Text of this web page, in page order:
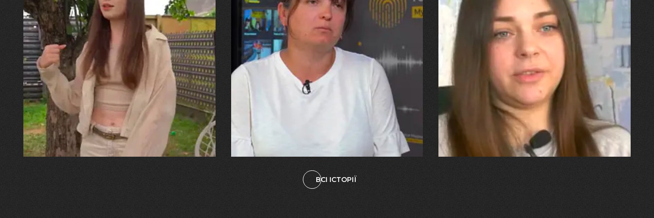
30.07.2026
Калина, Дарина та Віра Папроцькі
"Хвиля була, як від моря,
прозора і велика… Я ледве
встигла схопити племінницю"
29.07.2026
Марина, Ваїд та Аміна Харченко
"Попри всі втрати, ми не
зламалися: тепер я бачу
свого вбитого чоловіка у
наших дітях"
27.07.2026
"Я перенесла 11 операцій, та
плакала від фантомного
болю. Але маленька донька
бере за руку і змушує йти
далі"
ВСІ ІСТОРІЇ